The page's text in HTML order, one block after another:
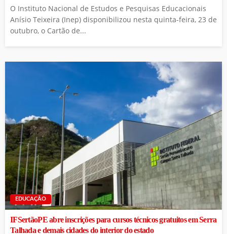
O Instituto Nacional de Estudos e Pesquisas Educacionais
Anísio Teixeira (Inep) disponibilizou nesta quinta-feira, 23 de
outubro, o Cartão de...
EDUCAÇÃO
IFSertãoPE abre inscrições para cursos técnicos gratuitos em Serra
Talhada e demais cidades do interior do estado